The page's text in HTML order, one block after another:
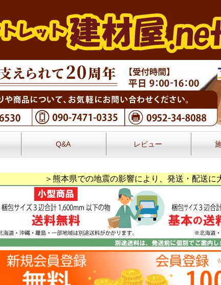
Q&A レビュー
＞熊本県での地震の影響により、発送・配送に